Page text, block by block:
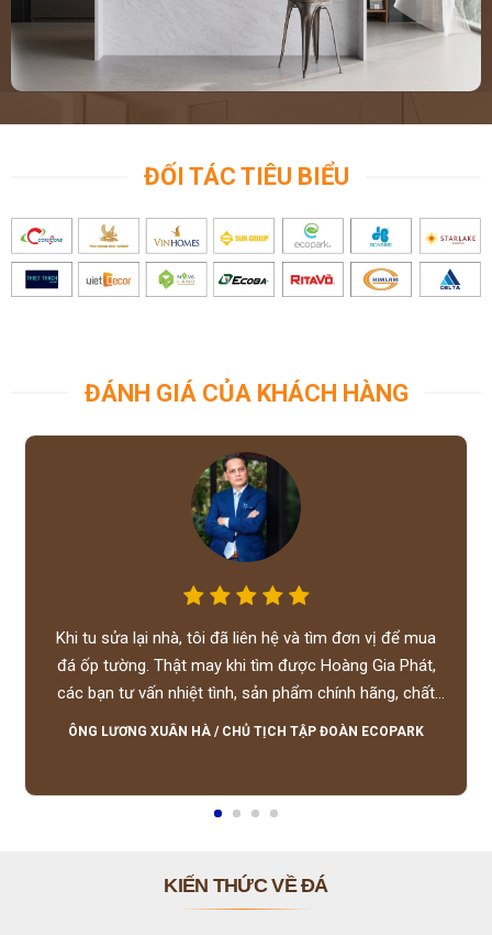
ĐỐI TÁC TIÊU BIỂU
ĐÁNH GIÁ CỦA KHÁCH HÀNG
Khi tu sửa lại nhà, tôi đã liên hệ và tìm đơn vị để mua
đá ốp tường. Thật may khi tìm được Hoàng Gia Phát,
các bạn tư vấn nhiệt tình, sản phẩm chính hãng, chất
lượng tốt, giá hợp lý, hỗ trợ tận tình.
ÔNG LƯƠNG XUÂN HÀ / CHỦ TỊCH TẬP ĐOÀN ECOPARK
KIẾN THỨC VỀ ĐÁ